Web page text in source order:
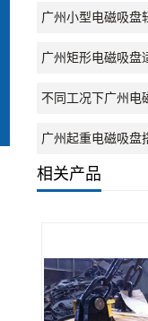
广州小型电磁吸盘
广州矩形电磁吸盘
不同工况下广州电
广州起重电磁吸盘
相关产品